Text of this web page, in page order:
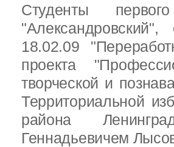
Студенты
18.02.09
проекта
творческой и
Территориальной
района
Геннадьевичем